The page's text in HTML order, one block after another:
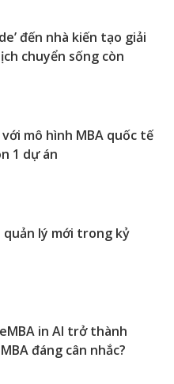
đến nhà kiến tạo giải
chuyển sống còn
mô hình MBA quốc tế
1 dự án
quản lý mới trong kỷ
in AI trở thành
đáng cân nhắc?